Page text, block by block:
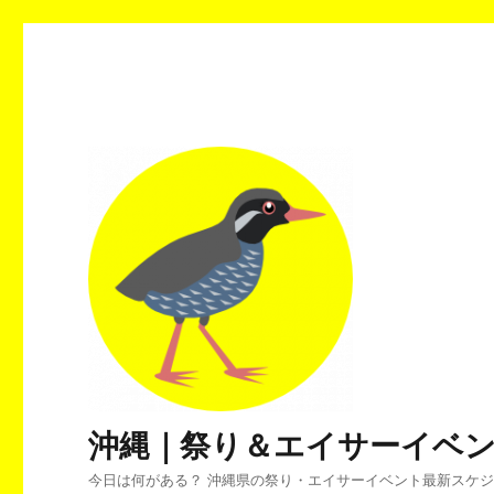
沖縄｜祭り＆エイサーイベ
今日は何がある？ 沖縄県の祭り・エイサーイベント最新スケジ